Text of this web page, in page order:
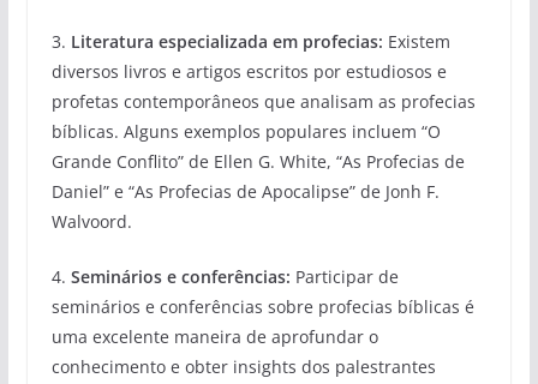
3. Literatura especializada em profecias: Existem
diversos livros e artigos escritos por estudiosos e
profetas contemporâneos que analisam as profecias
bíblicas. Alguns exemplos populares incluem “O
Grande Conflito” de Ellen G. White, “As Profecias de
Daniel” e “As Profecias de Apocalipse” de Jonh F.
Walvoord.
4. Seminários e conferências: Participar de
seminários e conferências sobre profecias bíblicas é
uma excelente maneira de aprofundar o
conhecimento e obter insights dos palestrantes